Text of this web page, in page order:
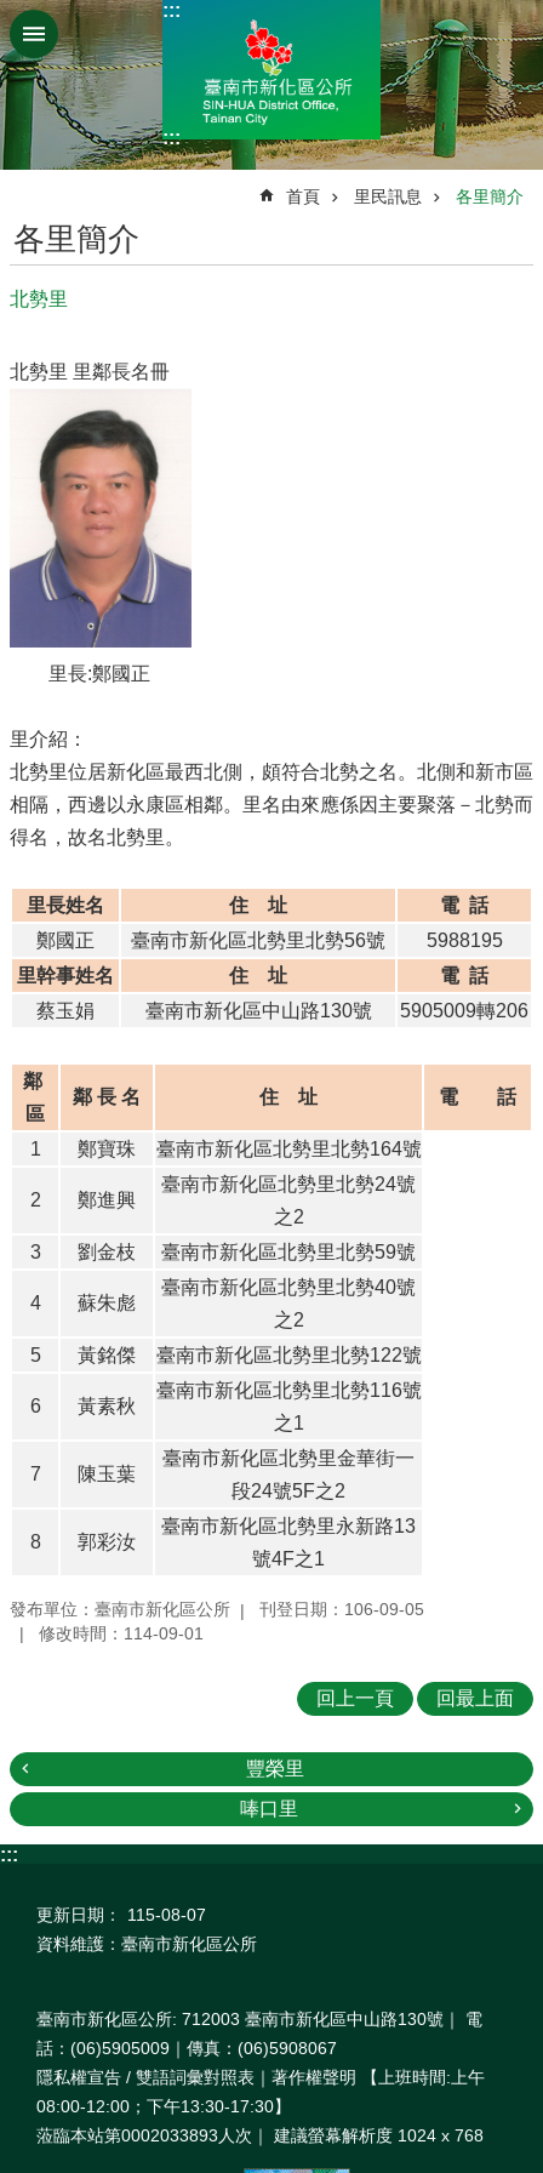
跳到主要內容區塊
:::
:::
首頁 里民訊息 各里簡介
各里簡介
北勢里
北勢里 里鄰長名冊
里長:鄭國正
里介紹：
北勢里位居新化區最西北側，頗符合北勢之名。北側和新市區
相隔，西邊以永康區相鄰。里名由來應係因主要聚落－北勢而
得名，故名北勢里。
里長姓名 住 址
電 話
鄭國正
臺南市新化區北勢里北勢56號
5988195
里幹事姓名
住 址
電 話
蔡玉娟
臺南市新化區中山路130號 5905009轉206
鄰
區
鄰 長 名 住 址 電 話
1 鄭寶珠 臺南市新化區北勢里北勢164號
2 鄭進興
臺南市新化區北勢里北勢24號
之2
3
劉金枝 臺南市新化區北勢里北勢59號
4 蘇朱彪
臺南市新化區北勢里北勢40號
之2
5
黃銘傑 臺南市新化區北勢里北勢122號
6 黃素秋
臺南市新化區北勢里北勢116號
之1
7 陳玉葉
臺南市新化區北勢里金華街一
段24號5F之2
8 郭彩汝
臺南市新化區北勢里永新路13
號4F之1
發布單位：臺南市新化區公所
刊登日期：106-09-05
修改時間：114-09-01
回上一頁 回最上面
豐榮里
唪口里
:::
更新日期：
115-08-07
資料維護：臺南市新化區公所
臺南市新化區公所: 712003 臺南市新化區中山路130號｜ 電
話：(06)5905009｜傳真：(06)5908067
隱私權宣告 / 雙語詞彙對照表｜著作權聲明 【上班時間:上午
08:00‐12:00；下午13:30‐17:30】
蒞臨本站第0002033893人次｜ 建議螢幕解析度 1024 x 768